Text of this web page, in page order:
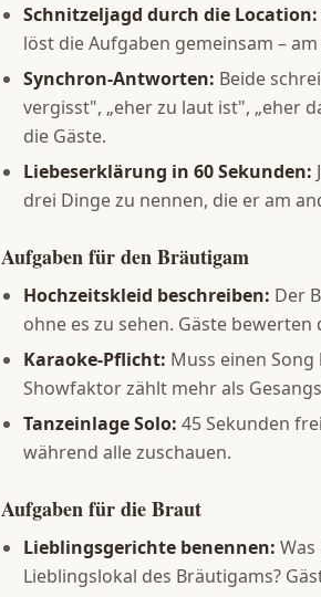
Schnitzeljagd durch die Location:
löst die Aufgaben gemeinsam –
Synchron-Antworten: Beide
vergisst", „eher zu laut ist", „eher
die Gäste.
Liebeserklärung in 60 Sekunden:
drei Dinge zu nennen, die er am
Aufgaben für den Bräutigam
Hochzeitskleid beschreiben: Der
ohne es zu sehen. Gäste bewerten
Karaoke-Pflicht: Muss einen
Showfaktor zählt mehr als
Tanzeinlage Solo: 45 Sekunden
während alle zuschauen.
Aufgaben für die Braut
Lieblingsgerichte benennen:
Lieblingslokal des Bräutigams?